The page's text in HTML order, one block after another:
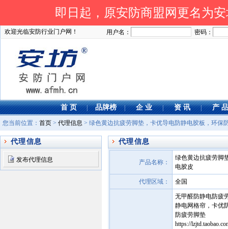
即日起，原安防商盟网更名
欢迎光临安防行业门户网！ 用户名： 密码：
首 页 | 品牌榜 | 企 业 | 资 讯 | 产 品
您当前位置： 首页 > 代理信息 > 绿色黄边抗疲劳脚垫，卡优导电防静电胶板，环保
代理信息
发布代理信息
代理信息
产品名称：
绿色黄边抗疲劳脚
电胶皮
代理区域： 全国
无甲醛防静电防疲
静电网格帘，卡优
防疲劳脚垫
https://